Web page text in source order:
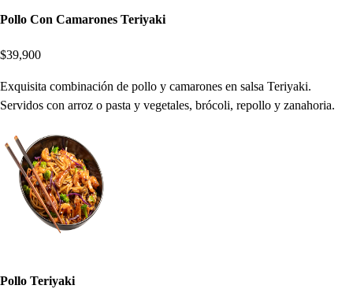
Pollo Con Camarones Teriyaki
$39,900
Exquisita combinación de pollo y camarones en salsa Teriyaki.
Servidos con arroz o pasta y vegetales, brócoli, repollo y zanahoria.
Pollo Teriyaki